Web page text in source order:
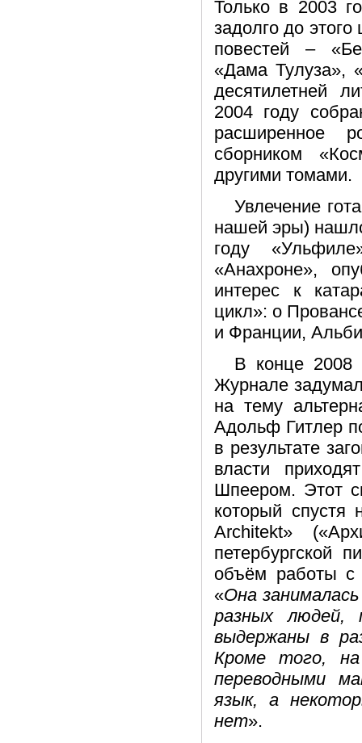
Только в 2003
задолго до
повестей –
«Дама Тулуза»,
десятилетней
2004 году
расширенное
сборником
другими томами.
Увлечение
нашей эры)
году
«Анахроне»,
интерес к
цикл»: о
и Франции,
В конце 2008
Журнале
на тему
Адольф Гитлер
в результате
власти
Шпеером. Этот
который спустя
Architekt»
петербургской
объём работы с
«Она
разных людей,
выдержаны в
Кроме того,
переводными
язык, а
нет».